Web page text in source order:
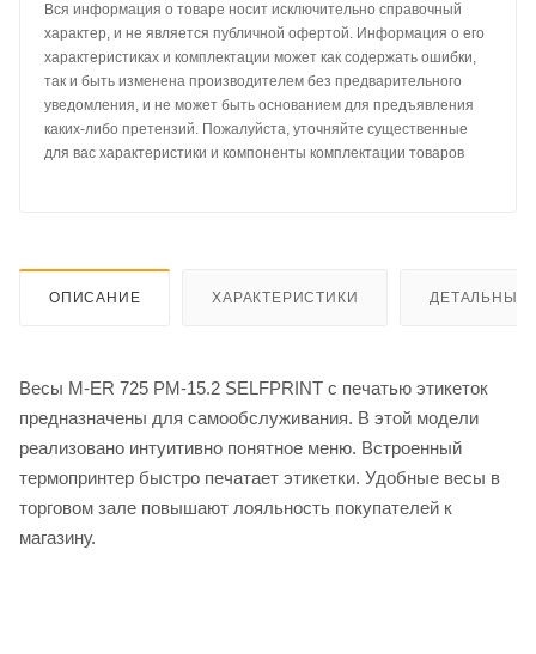
Вся информация о товаре носит исключительно справочный
характер, и не является публичной офертой. Информация о его
характеристиках и комплектации может как содержать ошибки,
так и быть изменена производителем без предварительного
уведомления, и не может быть основанием для предъявления
каких-либо претензий. Пожалуйста, уточняйте существенные
для вас характеристики и компоненты комплектации товаров
ОПИСАНИЕ ХАРАКТЕРИСТИКИ ДЕТАЛЬНЫЕ
Весы M-ER 725 PM-15.2 SELFPRINT с печатью этикеток
предназначены для самообслуживания. В этой модели
реализовано интуитивно понятное меню. Встроенный
термопринтер быстро печатает этикетки. Удобные весы в
торговом зале повышают лояльность покупателей к
магазину.